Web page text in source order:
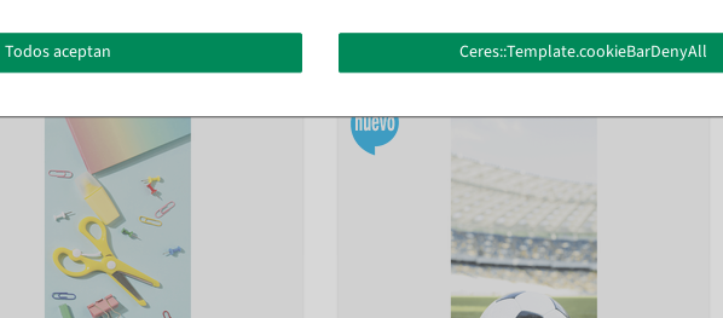
También te puede gustar (8)
Todos aceptan Ceres::Template.cookieBarDenyAll